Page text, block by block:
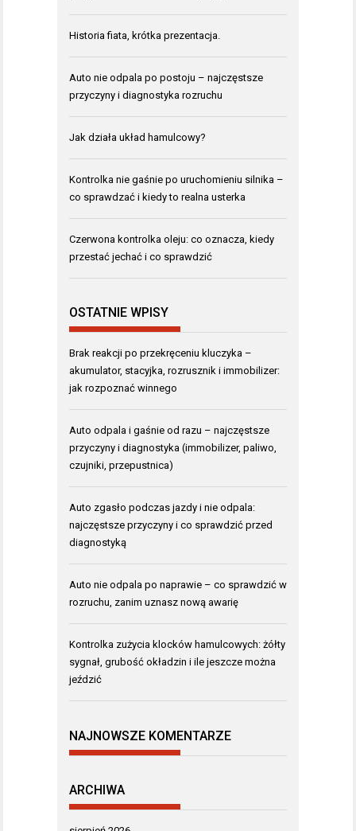
Historia fiata, krótka prezentacja.
Auto nie odpala po postoju – najczęstsze
przyczyny i diagnostyka rozruchu
Jak działa układ hamulcowy?
Kontrolka nie gaśnie po uruchomieniu silnika –
co sprawdzać i kiedy to realna usterka
Czerwona kontrolka oleju: co oznacza, kiedy
przestać jechać i co sprawdzić
OSTATNIE WPISY
Brak reakcji po przekręceniu kluczyka –
akumulator, stacyjka, rozrusznik i immobilizer:
jak rozpoznać winnego
Auto odpala i gaśnie od razu – najczęstsze
przyczyny i diagnostyka (immobilizer, paliwo,
czujniki, przepustnica)
Auto zgasło podczas jazdy i nie odpala:
najczęstsze przyczyny i co sprawdzić przed
diagnostyką
Auto nie odpala po naprawie – co sprawdzić w
rozruchu, zanim uznasz nową awarię
Kontrolka zużycia klocków hamulcowych: żółty
sygnał, grubość okładzin i ile jeszcze można
jeździć
NAJNOWSZE KOMENTARZE
ARCHIWA